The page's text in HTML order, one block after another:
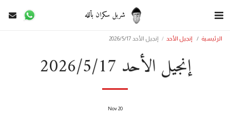
شربل سكران بألله
الرئيسية إنجيل الأحد إنجيل الأحد 2026/5/17
إنجيل الأحد 2026/5/17
20
Nov